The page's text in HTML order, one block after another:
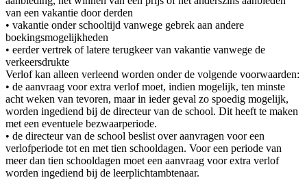
van een vakantie door derden
• vakantie onder schooltijd vanwege gebrek aan andere
boekingsmogelijkheden
• eerder vertrek of latere terugkeer van vakantie vanwege de
verkeersdrukte
Verlof kan alleen verleend worden onder de volgende voorwaarden:
• de aanvraag voor extra verlof moet, indien mogelijk, ten minste
acht weken van tevoren, maar in ieder geval zo spoedig mogelijk,
worden ingediend bij de directeur van de school. Dit heeft te maken
met een eventuele bezwaarperiode.
• de directeur van de school beslist over aanvragen voor een
verlofperiode tot en met tien schooldagen. Voor een periode van
meer dan tien schooldagen moet een aanvraag voor extra verlof
worden ingediend bij de leerplichtambtenaar.